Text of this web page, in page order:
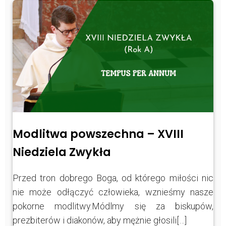
Modlitwa powszechna – XVIII
Niedziela Zwykła
Przed tron dobrego Boga, od którego miłości nic
nie może odłączyć człowieka, wznieśmy nasze
pokorne modlitwy.Módlmy się za biskupów,
prezbiterów i diakonów, aby mężnie głosili[…]